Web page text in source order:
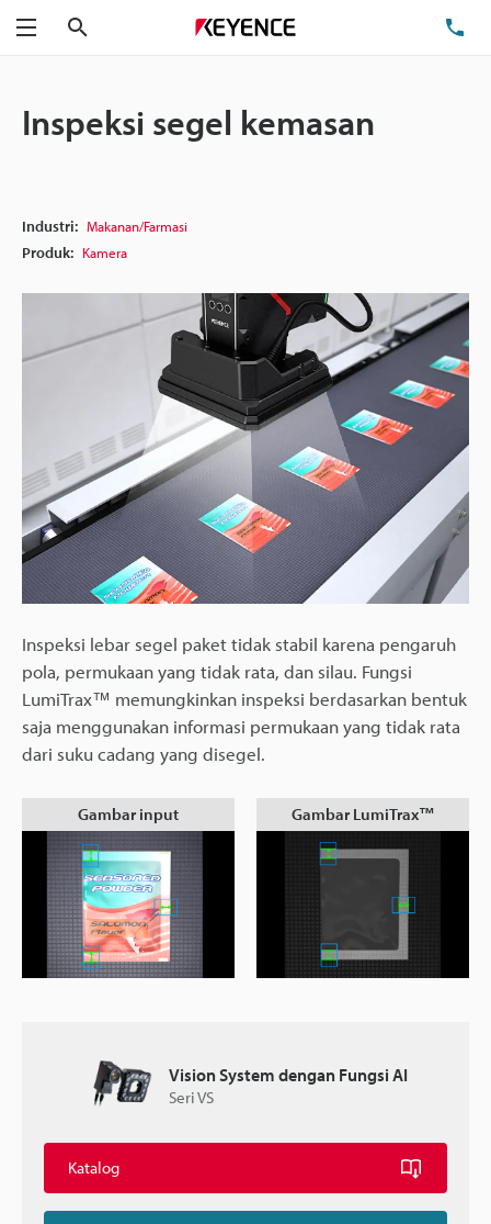
Menu
Inspeksi segel kemasan
Industri: Makanan/Farmasi
Produk: Kamera
Inspeksi lebar segel paket tidak stabil karena pengaruh
pola, permukaan yang tidak rata, dan silau. Fungsi
LumiTrax™ memungkinkan inspeksi berdasarkan bentuk
saja menggunakan informasi permukaan yang tidak rata
dari suku cadang yang disegel.
Gambar input Gambar LumiTrax™
Vision System dengan Fungsi AI
Seri VS
Katalog